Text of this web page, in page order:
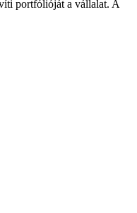
portfólióját a vállalat. A